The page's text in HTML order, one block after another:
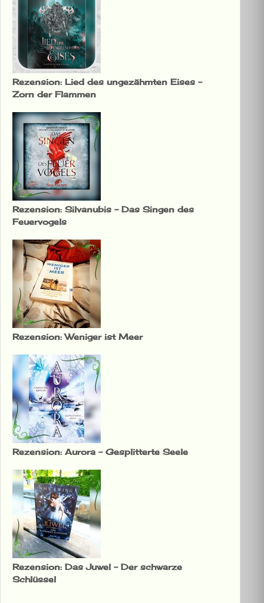
Rezension: Lied des ungezähmten Eises –
Zorn der Flammen
Rezension: Silvanubis – Das Singen des
Feuervogels
Rezension: Weniger ist Meer
Rezension: Aurora – Gesplitterte Seele
Rezension: Das Juwel – Der schwarze
Schlüssel